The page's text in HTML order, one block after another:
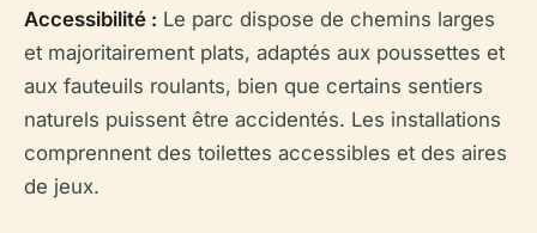
Accessibilité : Le parc dispose de chemins larges
et majoritairement plats, adaptés aux poussettes et
aux fauteuils roulants, bien que certains sentiers
naturels puissent être accidentés. Les installations
comprennent des toilettes accessibles et des aires
de jeux.